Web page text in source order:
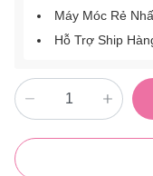
Máy Móc Rẻ
Hỗ Trợ Ship